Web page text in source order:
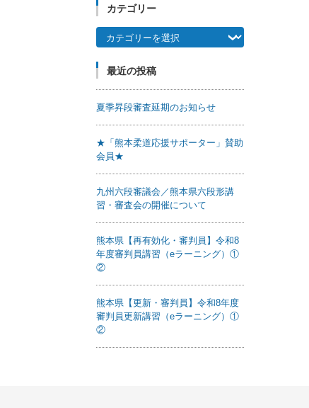
カテゴリー
カテゴリー
最近の投稿
夏季昇段審査延期のお知らせ
★「熊本柔道応援サポーター」賛助
会員★
九州六段審議会／熊本県六段形講
習・審査会の開催について
熊本県【再有効化・審判員】令和8
年度審判員講習（eラーニング）①
②
熊本県【更新・審判員】令和8年度
審判員更新講習（eラーニング）①
②